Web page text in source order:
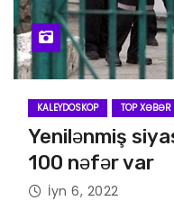
KALEYDOSKOP TOP XƏBƏR
Yenilənmiş
100 nəfər var
İyn 6, 2022